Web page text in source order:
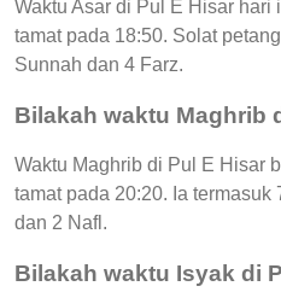
Waktu Asar di Pul E Hisar hari
tamat pada 18:50. Solat
Sunnah dan 4 Farz.
Bilakah waktu Maghrib
Waktu Maghrib di Pul E Hisar
tamat pada 20:20. Ia termasuk
dan 2 Nafl.
Bilakah waktu Isyak di